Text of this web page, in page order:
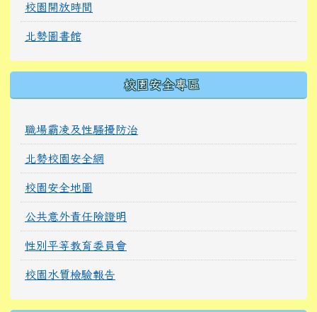
校園開放時間
北勢圖書館
校園安全專區
職場霸凌及性騷擾防治
北勢校園安全網
校園安全地圖
公共意外責任險證明
性別平等教育委員會
校園水質檢驗報告